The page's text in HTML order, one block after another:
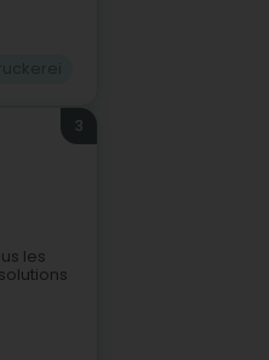
3
les